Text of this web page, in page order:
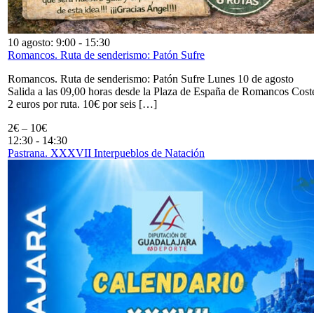
10 agosto: 9:00 - 15:30
Romancos. Ruta de senderismo: Patón Sufre
Romancos. Ruta de senderismo: Patón Sufre Lunes 10 de agosto
Salida a las 09,00 horas desde la Plaza de España de Romancos
2 euros por ruta. 10€ por seis […]
2€ – 10€
12:30 - 14:30
Pastrana. XXXVII Interpueblos de Natación